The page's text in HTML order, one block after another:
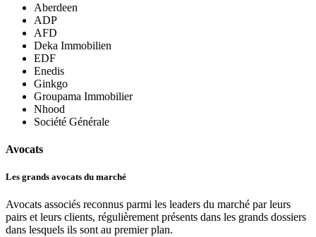
Aberdeen
ADP
AFD
Deka Immobilien
EDF
Enedis
Ginkgo
Groupama Immobilier
Nhood
Société Générale
Avocats
Les grands avocats du marché
Avocats associés reconnus parmi les leaders du marché par leurs
pairs et leurs clients, régulièrement présents dans les grands dossiers
dans lesquels ils sont au premier plan.